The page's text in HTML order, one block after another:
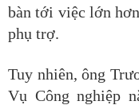
bàn tới việc lớn
phụ trợ.
Tuy nhiên, ông
Vụ Công nghiệp